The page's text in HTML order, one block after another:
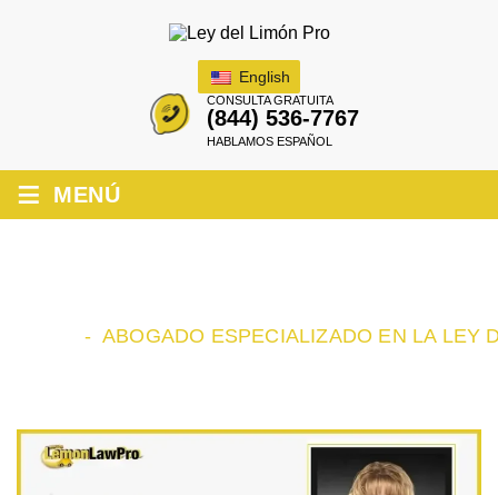
English
CONSULTA GRATUITA
(844) 536-7767
HABLAMOS ESPAÑOL
≡ MENÚ
-ABOGADO ESPECIALIZADO EN LA LEY